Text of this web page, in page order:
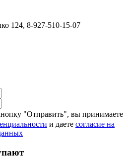
124, 8-927-510-15-07
"Отправить", вы принимаете
и даете согласие на